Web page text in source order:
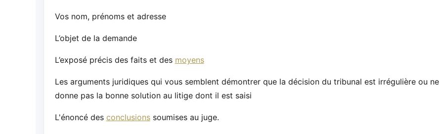
Vos nom, prénoms et adresse
L’objet de la demande
L’exposé précis des faits et des moyens
Les arguments juridiques qui vous semblent démontrer que la décision du tribunal est irrégulière ou ne
donne pas la bonne solution au litige dont il est saisi
L'énoncé des conclusionssoumises au juge.